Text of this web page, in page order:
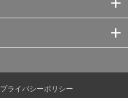
プライバシーポリシー